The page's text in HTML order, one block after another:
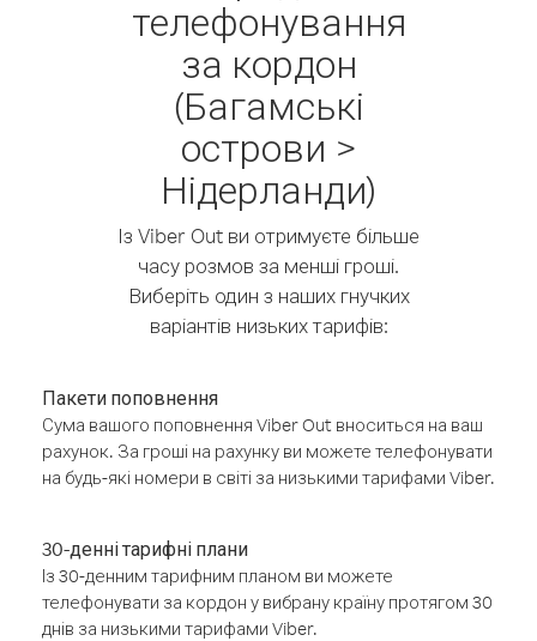
телефонування
за кордон
(Багамські
острови >
Нідерланди)
Із Viber Out ви отримуєте більше
часу розмов за менші гроші.
Виберіть один з наших гнучких
варіантів низьких тарифів:
Пакети поповнення
Сума вашого поповнення Viber Out вноситься на ваш
рахунок. За гроші на рахунку ви можете телефонувати
на будь-які номери в світі за низькими тарифами Viber.
30-денні тарифні плани
Із 30-денним тарифним планом ви можете
телефонувати за кордон у вибрану країну протягом 30
днів за низькими тарифами Viber.